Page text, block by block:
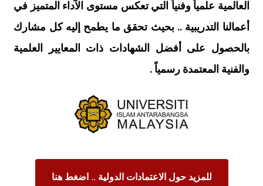
العالمية علمياً وفنياً التي تعكس مستوى الآداء المتميز في
أعمالنا التدريبية .. بحيث تحقق ما يطمح إليه كل مشارك
بالحصول على أفضل الشهادات ذات المعايير العلمية
والفنية المعتمدة رسمياً .
للمزيد حول الاعتمادات الدولية .. اضغط هنا